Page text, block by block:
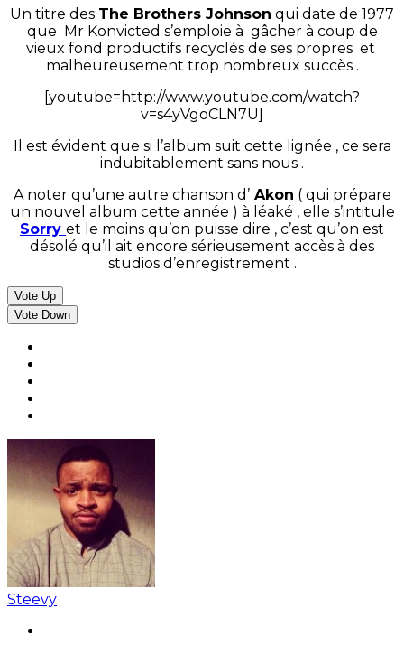
Un titre des The Brothers Johnson qui date de 1977
que Mr Konvicted s’emploie à gâcher à coup de
vieux fond productifs recyclés de ses propres et
malheureusement trop nombreux succès .
[youtube=http://www.youtube.com/watch?
v=s4yVgoCLN7U]
Il est évident que si l’album suit cette lignée , ce sera
indubitablement sans nous .
A noter qu’une autre chanson d’Akon ( qui prépare
un nouvel album cette année ) à léaké , elle s’intitule
Sorry et le moins qu’on puisse dire , c’est qu’on est
désolé qu’il ait encore sérieusement accès à des
studios d’enregistrement .
Vote Up
Vote Down
Steevy